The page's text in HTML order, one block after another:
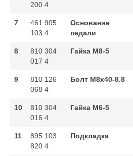
200 4
7
461 905
103 4
Основание
педали
8
810 304
017 4
Гайка M8-5
9
810 126
068 4
Болт M8x40-8.8
10
810 304
016 4
Гайка M6-5
11
895 103
820 4
Подкладка